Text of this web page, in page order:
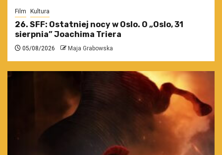
Film Kultura
26. SFF: Ostatniej nocy w Oslo. O „Oslo, 31
sierpnia” Joachima Triera
05/08/2026 Maja Grabowska